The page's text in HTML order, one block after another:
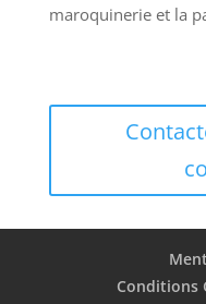
maroquinerie et la
Conditions